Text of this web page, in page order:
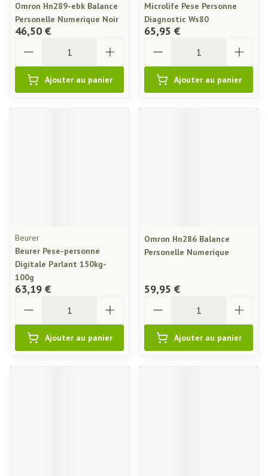
Omron Hn289-ebk Balance
Personelle Numerique Noir
46,50 €
Ajouter au panier
Microlife Pese Personne
Diagnostic Ws80
65,95 €
Ajouter au panier
Beurer
Beurer Pese-personne
Digitale Parlant 150kg-
100g
63,19 €
Ajouter au panier
Omron Hn286 Balance
Personelle Numerique
59,95 €
Ajouter au panier